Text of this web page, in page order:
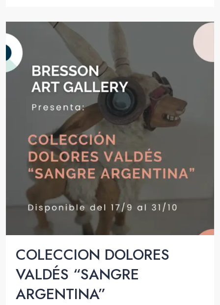
COLECCION DOLORES
VALDÉS “SANGRE
ARGENTINA”